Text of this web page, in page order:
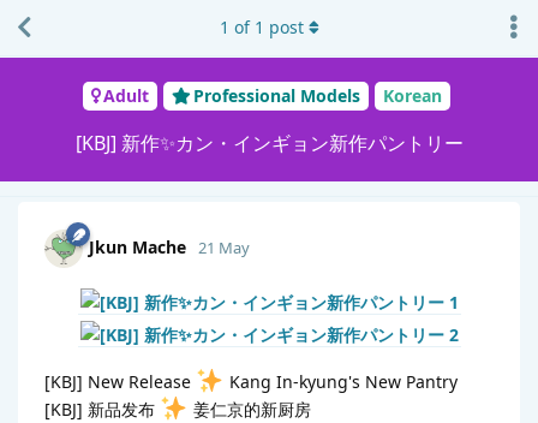
Adult Professional Models Korean
[KBJ] 新作✨カン・インギョン新作パントリー
1 of 1 post
Jkun Mache 21 May
[KBJ] New Release
Kang In-kyung's New Pantry
[KBJ] 新品发布
姜仁京的新厨房